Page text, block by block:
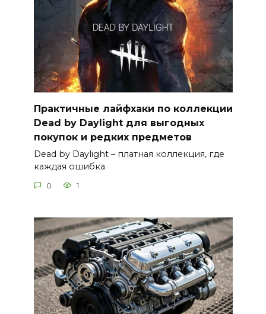
Практичные лайфхаки по коллекции
Dead by Daylight для выгодных
покупок и редких предметов
Dead by Daylight – платная коллекция, где
каждая ошибка
0 1